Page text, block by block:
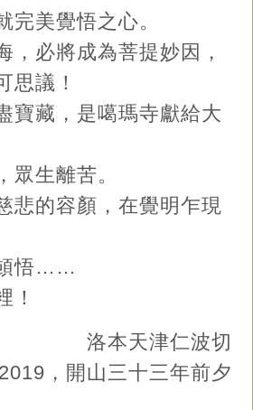
完美覺悟之心。
，必將成為菩提妙因，
思議！
寶藏，是噶瑪寺獻給大
眾生離苦。
悲的容顏，在覺明乍現
悟……
！
洛本天津仁波切
，開山三十三年前夕